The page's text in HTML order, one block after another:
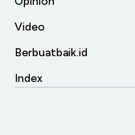
Video
Berbuatbaik.id
Index